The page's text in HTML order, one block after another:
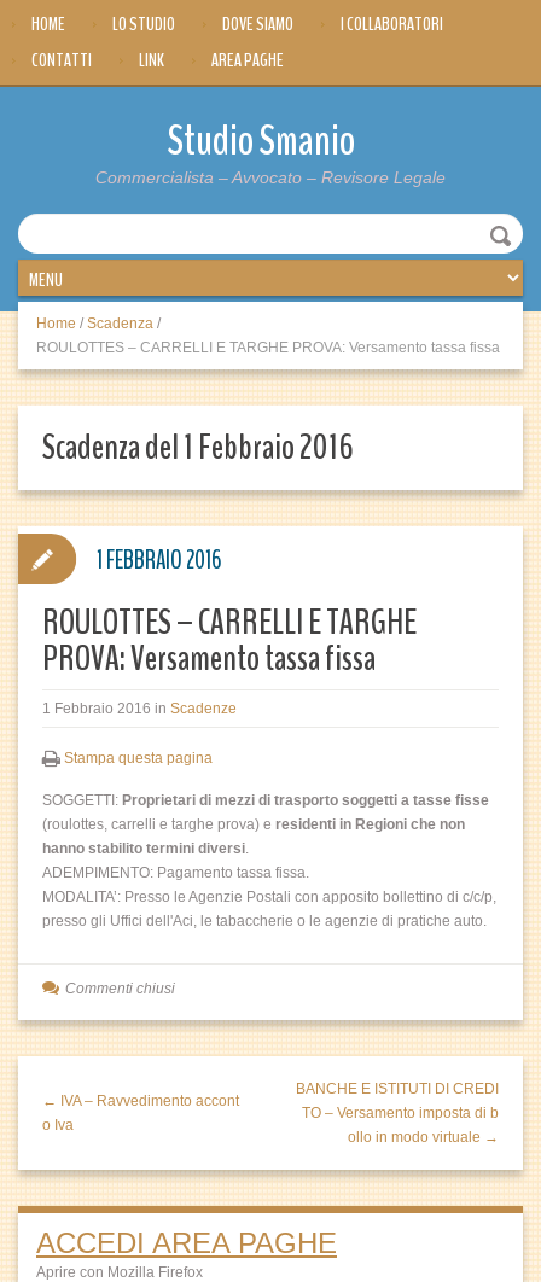
HOME LO STUDIO DOVE SIAMO
I COLLABORATORI
CONTATTI
LINK AREA PAGHE
Studio Smanio
Commercialista – Avvocato – Revisore Legale
Home / Scadenza /
ROULOTTES – CARRELLI E TARGHE PROVA: Versamento tassa fissa
Scadenza del 1 Febbraio 2016
ROULOTTES – CARRELLI E TARGHE
PROVA: Versamento tassa fissa
1 Febbraio 2016 in Scadenze
Stampa questa pagina
SOGGETTI: Proprietari di mezzi di trasporto soggetti a tasse fisse
(roulottes, carrelli e targhe prova) e residenti in Regioni che non
hanno stabilito termini diversi.
ADEMPIMENTO: Pagamento tassa fissa.
MODALITA’: Presso le Agenzie Postali con apposito bollettino di c/c/p,
presso gli Uffici dell'Aci, le tabaccherie o le agenzie di pratiche auto.
1 FEBBRAIO 2016
Commenti chiusi
← IVA – Ravvedimento accont
o Iva
BANCHE E ISTITUTI DI CREDI
TO – Versamento imposta di b
ollo in modo virtuale →
ACCEDI AREA PAGHE
Aprire con Mozilla Firefox